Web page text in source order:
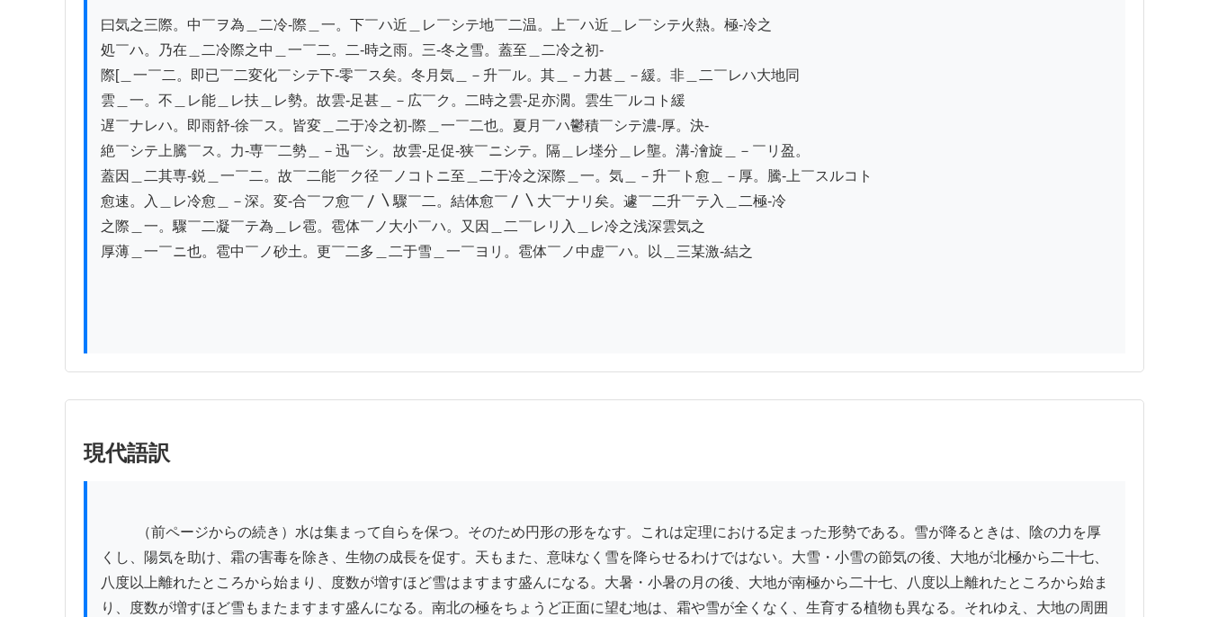
曰気之三際。中￣ヲ為＿二冷-際＿一。下￣ハ近＿レ￣シテ地￣二温。上￣ハ近＿レ￣シテ火熱。極-冷之
処￣ハ。乃在＿二冷際之中＿一￣二。二-時之雨。三-冬之雪。蓋至＿二冷之初-
際[＿一￣二。即已￣二変化￣シテ下-零￣ス矣。冬月気＿－升￣ル。其＿－力甚＿－緩。非＿二￣レハ大地同
雲＿一。不＿レ能＿レ扶＿レ勢。故雲-足甚＿－広￣ク。二時之雲-足亦濶。雲生￣ルコト緩
遅￣ナレハ。即雨舒-徐￣ス。皆変＿二于冷之初-際＿一￣二也。夏月￣ハ鬱積￣シテ濃-厚。決-
絶￣シテ上騰￣ス。力-専￣二勢＿－迅￣シ。故雲-足促-狭￣ニシテ。隔＿レ堘分＿レ壟。溝-澮旋＿－￣リ盈。
蓋因＿二其専-鋭＿一￣二。故￣二能￣ク径￣ノコトニ至＿二于冷之深際＿一。気＿－升￣ト愈＿－厚。騰-上￣スルコト
愈速。入＿レ冷愈＿－深。変-合￣フ愈￣〳〵驟￣二。結体愈￣〳〵大￣ナリ矣。遽￣二升￣テ入＿二極-冷
之際＿一。驟￣二凝￣テ為＿レ雹。雹体￣ノ大小￣ハ。又因＿二￣レリ入＿レ冷之浅深雲気之
厚薄＿一￣ニ也。雹中￣ノ砂土。更￣二多＿二于雪＿一￣ヨリ。雹体￣ノ中虚￣ハ。以＿三某激-結之
現代語訳
くし、陽気を助け、霜の害毒を除き、生物の成長を促す。天もまた、意味なく雪を降らせるわけではない。大雪・小雪の節気の後、大地が北極から二十七、
八度以上離れたところから始まり、度数が増すほど雪はますます盛んになる。大暑・小暑の月の後、大地が南極から二十七、八度以上離れたところから始ま
り、度数が増すほど雪もまたますます盛んになる。南北の極をちょうど正面に望む地は、霜や雪が全くなく、生育する植物も異なる。それゆえ、大地の周囲